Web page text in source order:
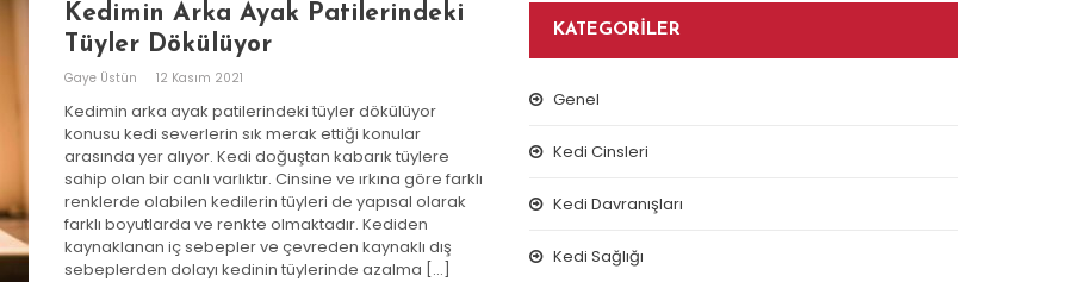
Kedimin Arka Ayak Patilerindeki
Tüyler Dökülüyor
Gaye Üstün 12 Kasım 2021
Kedimin arka ayak patilerindeki tüyler dökülüyor
konusu kedi severlerin sık merak ettiği konular
arasında yer alıyor. Kedi doğuştan kabarık tüylere
sahip olan bir canlı varlıktır. Cinsine ve ırkına göre farklı
renklerde olabilen kedilerin tüyleri de yapısal olarak
farklı boyutlarda ve renkte olmaktadır. Kediden
kaynaklanan iç sebepler ve çevreden kaynaklı dış
sebeplerden dolayı kedinin tüylerinde azalma […]
KATEGORILER
Genel
Kedi Cinsleri
Kedi Davranışları
Kedi Sağlığı